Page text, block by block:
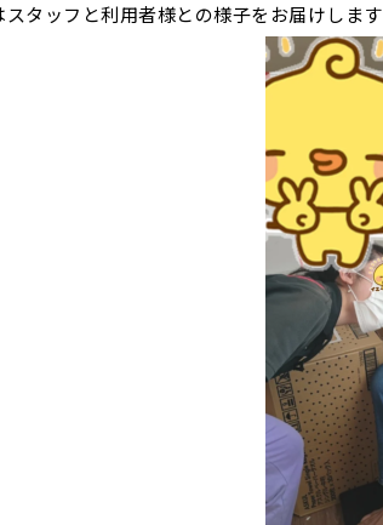
スタッフと利用者様との様子をお届けします